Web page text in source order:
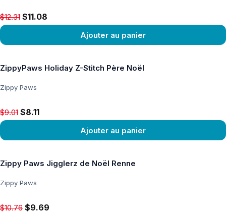
Original price $12.31, now $11.08
$12.31 $11.08
Ajouter au panier
ZippyPaws Holiday Z-Stitch Père Noël
Zippy Paws
Original price $9.01, now $8.11
$9.01 $8.11
Ajouter au panier
Zippy Paws Jigglerz de Noël Renne
Zippy Paws
Original price $10.76, now $9.69
$10.76 $9.69